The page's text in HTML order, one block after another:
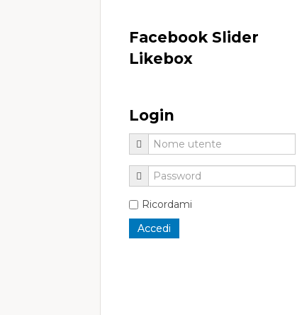
Facebook Slider
Likebox
Login
Ricordami